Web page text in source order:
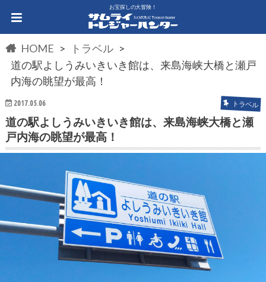
お宝探しの大冒険！
HOME
トラベル
道の駅よしうみいきいき館は、来島海峡大橋と瀬戸
内海の眺望が最高！
2017.05.06 トラベル
道の駅よしうみいきいき館は、来島海峡大橋と瀬
戸内海の眺望が最高！